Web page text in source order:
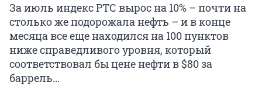
За июль индекс РТС вырос на 10% – почти на
столько же подорожала нефть – и в конце
месяца все еще находился на 100 пунктов
ниже справедливого уровня, который
соответствовал бы цене нефти в $80 за
баррель...